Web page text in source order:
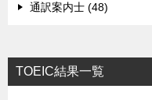
通訳案内士 (48)
TOEIC結果一覧